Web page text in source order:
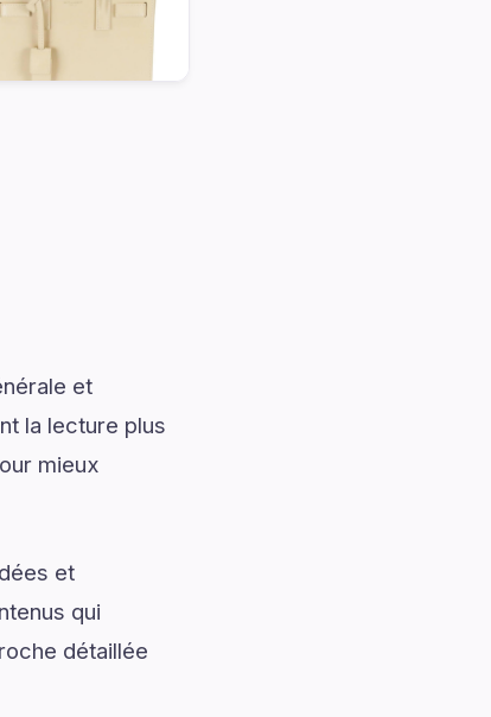
et
la lecture plus
mieux
et
qui
détaillée